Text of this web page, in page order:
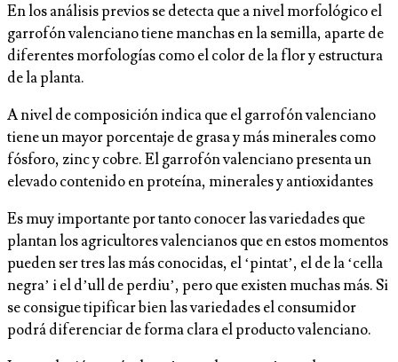
En los análisis previos se detecta que a nivel morfológico el
garrofón valenciano tiene manchas en la semilla, aparte de
diferentes morfologías como el color de la flor y estructura
de la planta.
A nivel de composición indica que el garrofón valenciano
tiene un mayor porcentaje de grasa y más minerales como
fósforo, zinc y cobre. El garrofón valenciano presenta un
elevado contenido en proteína, minerales y antioxidantes
Es muy importante por tanto conocer las variedades que
plantan los agricultores valencianos que en estos momentos
pueden ser tres las más conocidas, el ‘pintat’, el de la ‘cella
negra’ i el d’ull de perdiu’, pero que existen muchas más. Si
se consigue tipificar bien las variedades el consumidor
podrá diferenciar de forma clara el producto valenciano.